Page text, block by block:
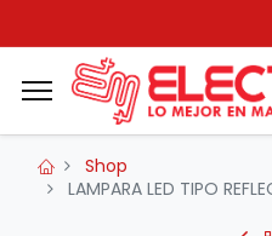
Shop
LAMPARA LED TIPO